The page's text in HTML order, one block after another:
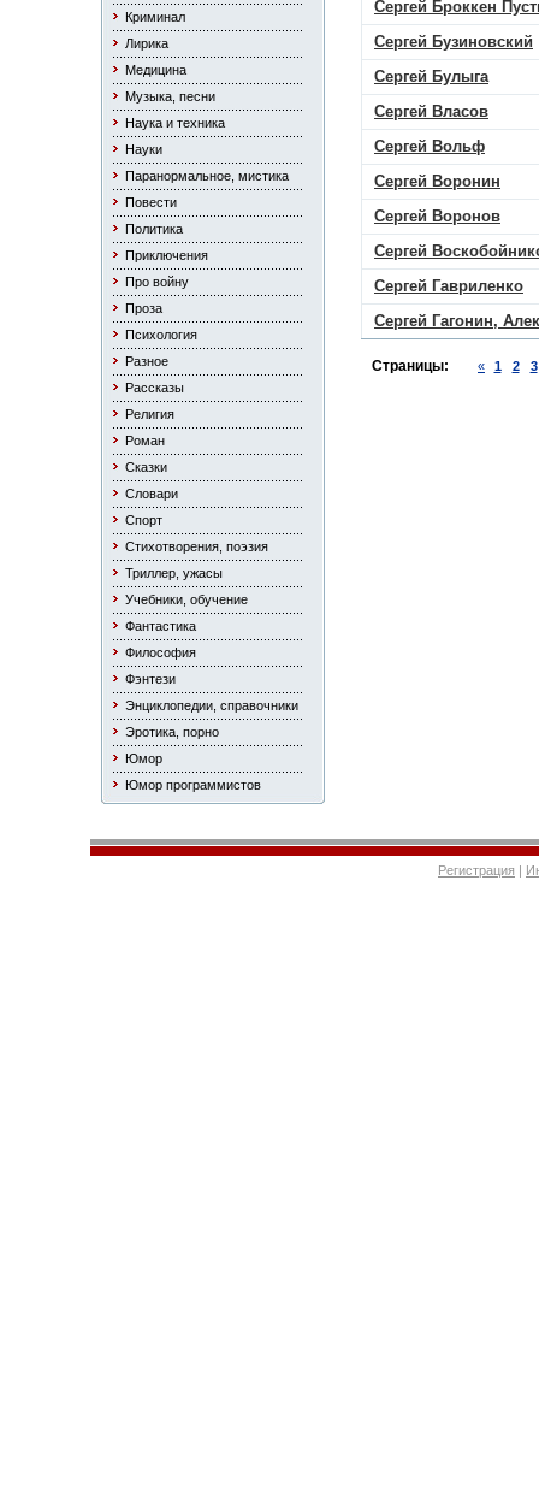
Криминал
Лирика
Медицина
Музыка, песни
Наука и техника
Науки
Паранормальное, мистика
Повести
Политика
Приключения
Про войну
Проза
Психология
Разное
Рассказы
Религия
Роман
Сказки
Словари
Спорт
Стихотворения, поэзия
Триллер, ужасы
Учебники, обучение
Фантастика
Философия
Фэнтези
Энциклопедии, справочники
Эротика, порно
Юмор
Юмор программистов
Сергей Броккен
Сергей Бузиновский
Сергей Булыга
Сергей Власов
Сергей Вольф
Сергей Воронин
Сергей Воронов
Сергей
Сергей Гавриленко
Сергей Гагонин,
Страницы: « 1 2 3
Регистрация |